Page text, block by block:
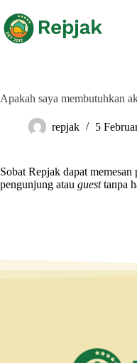
Apakah saya membutuhkan
repjak 5
Sobat Repjak dapat
pengunjung atau guesttanpa